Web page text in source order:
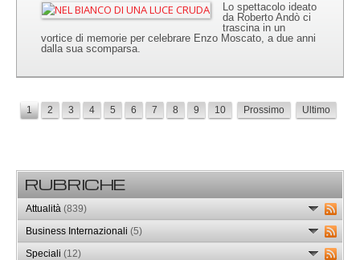
Lo spettacolo ideato
da Roberto Andò ci
trascina in un
vortice di memorie per celebrare Enzo Moscato, a due anni
dalla sua scomparsa.
1 2 3 4 5 6 7 8 9 10 Prossimo Ultimo
RUBRICHE
Attualità (839)
Business Internazionali (5)
Speciali (12)